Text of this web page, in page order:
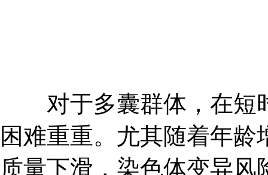
对于多囊群体，在短
困难重重。尤其随着年
质量下滑，染色体变异风